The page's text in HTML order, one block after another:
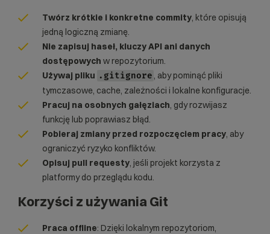
Twórz krótkie i konkretne commity, które opisują
jedną logiczną zmianę.
Nie zapisuj haseł, kluczy API ani danych
dostępowych w repozytorium.
Używaj pliku .gitignore , aby pominąć pliki
tymczasowe, cache, zależności i lokalne konfiguracje.
Pracuj na osobnych gałęziach, gdy rozwijasz
funkcję lub poprawiasz błąd.
Pobieraj zmiany przed rozpoczęciem pracy, aby
ograniczyć ryzyko konfliktów.
Opisuj pull requesty, jeśli projekt korzysta z
platformy do przeglądu kodu.
Korzyści z używania Git
Praca offline: Dzięki lokalnym repozytoriom,